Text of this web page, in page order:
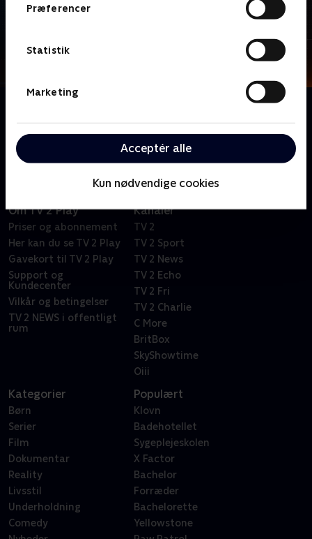
Præferencer
Statistik
Marketing
Acceptér alle
Kun nødvendige cookies
holde adgangen til Australien i orden!
Om TV 2 Play
Priser og abonnement
Her kan du se TV 2 Play
Gavekort til TV 2 Play
Support og
Kundecenter
Vilkår og betingelser
TV 2 NEWS i offentligt
rum
Kanaler
TV 2
TV 2 Sport
TV 2 News
TV 2 Echo
TV 2 Fri
TV 2 Charlie
C More
BritBox
SkyShowtime
Oiii
Kategorier
Børn
Serier
Film
Dokumentar
Reality
Livsstil
Underholdning
Comedy
Populært
Klovn
Badehotellet
Sygeplejeskolen
X Factor
Bachelor
Forræder
Bachelorette
Yellowstone